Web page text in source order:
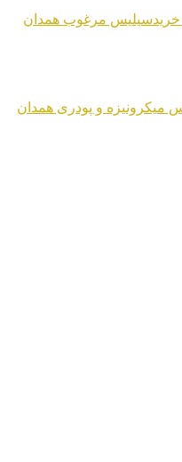
خریدسیلیس مرغوب همدان
میکرونیزه و پودری همدان